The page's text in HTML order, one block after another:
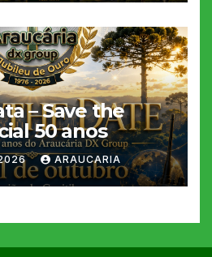
– Save the
50 anos
2026 ARAUCARIA